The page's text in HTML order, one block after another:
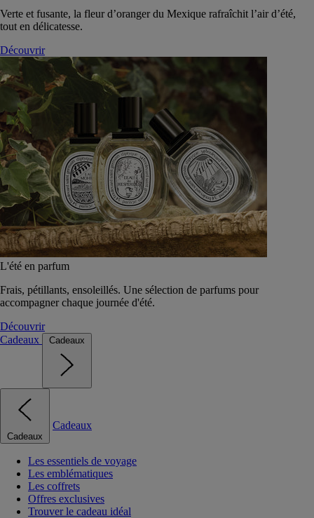
Verte et fusante, la fleur d’oranger du Mexique rafraîchit l’air d’été,
tout en délicatesse.
Découvrir
L'été en parfum
Frais, pétillants, ensoleillés. Une sélection de parfums pour
accompagner chaque journée d'été.
Découvrir
Cadeaux
Cadeaux
Cadeaux
Cadeaux
Les essentiels de voyage
Les emblématiques
Les coffrets
Offres exclusives
Trouver le cadeau idéal